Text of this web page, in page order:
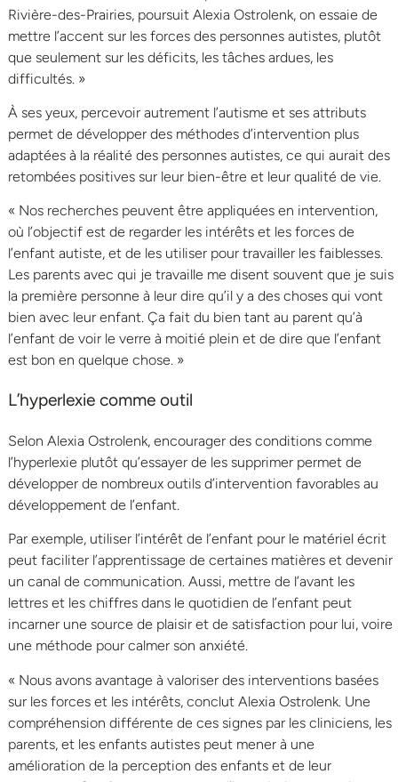
Rivière-des-Prairies, poursuit Alexia Ostrolenk, on essaie de
mettre l’accent sur les forces des personnes autistes, plutôt
que seulement sur les déficits, les tâches ardues, les
difficultés. »
À ses yeux, percevoir autrement l’autisme et ses attributs
permet de développer des méthodes d’intervention plus
adaptées à la réalité des personnes autistes, ce qui aurait des
retombées positives sur leur bien-être et leur qualité de vie.
« Nos recherches peuvent être appliquées en intervention,
où l’objectif est de regarder les intérêts et les forces de
l’enfant autiste, et de les utiliser pour travailler les faiblesses.
Les parents avec qui je travaille me disent souvent que je suis
la première personne à leur dire qu’il y a des choses qui vont
bien avec leur enfant. Ça fait du bien tant au parent qu’à
l’enfant de voir le verre à moitié plein et de dire que l’enfant
est bon en quelque chose. »
L’hyperlexie comme outil
Selon Alexia Ostrolenk, encourager des conditions comme
l’hyperlexie plutôt qu’essayer de les supprimer permet de
développer de nombreux outils d’intervention favorables au
développement de l’enfant.
Par exemple, utiliser l’intérêt de l’enfant pour le matériel écrit
peut faciliter l’apprentissage de certaines matières et devenir
un canal de communication. Aussi, mettre de l’avant les
lettres et les chiffres dans le quotidien de l’enfant peut
incarner une source de plaisir et de satisfaction pour lui, voire
une méthode pour calmer son anxiété.
« Nous avons avantage à valoriser des interventions basées
sur les forces et les intérêts, conclut Alexia Ostrolenk. Une
compréhension différente de ces signes par les cliniciens, les
parents, et les enfants autistes peut mener à une
amélioration de la perception des enfants et de leur